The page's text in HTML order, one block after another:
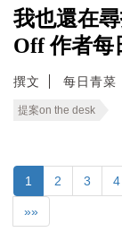
我也還在
Off 作者每
撰文 每日青菜
提案on the desk
1 2 3 4
»»